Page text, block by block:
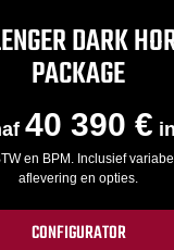
DARK
PACKAGE
40 390 €
en BPM. Inclusief
aflevering en opties.
CONFIGURATOR